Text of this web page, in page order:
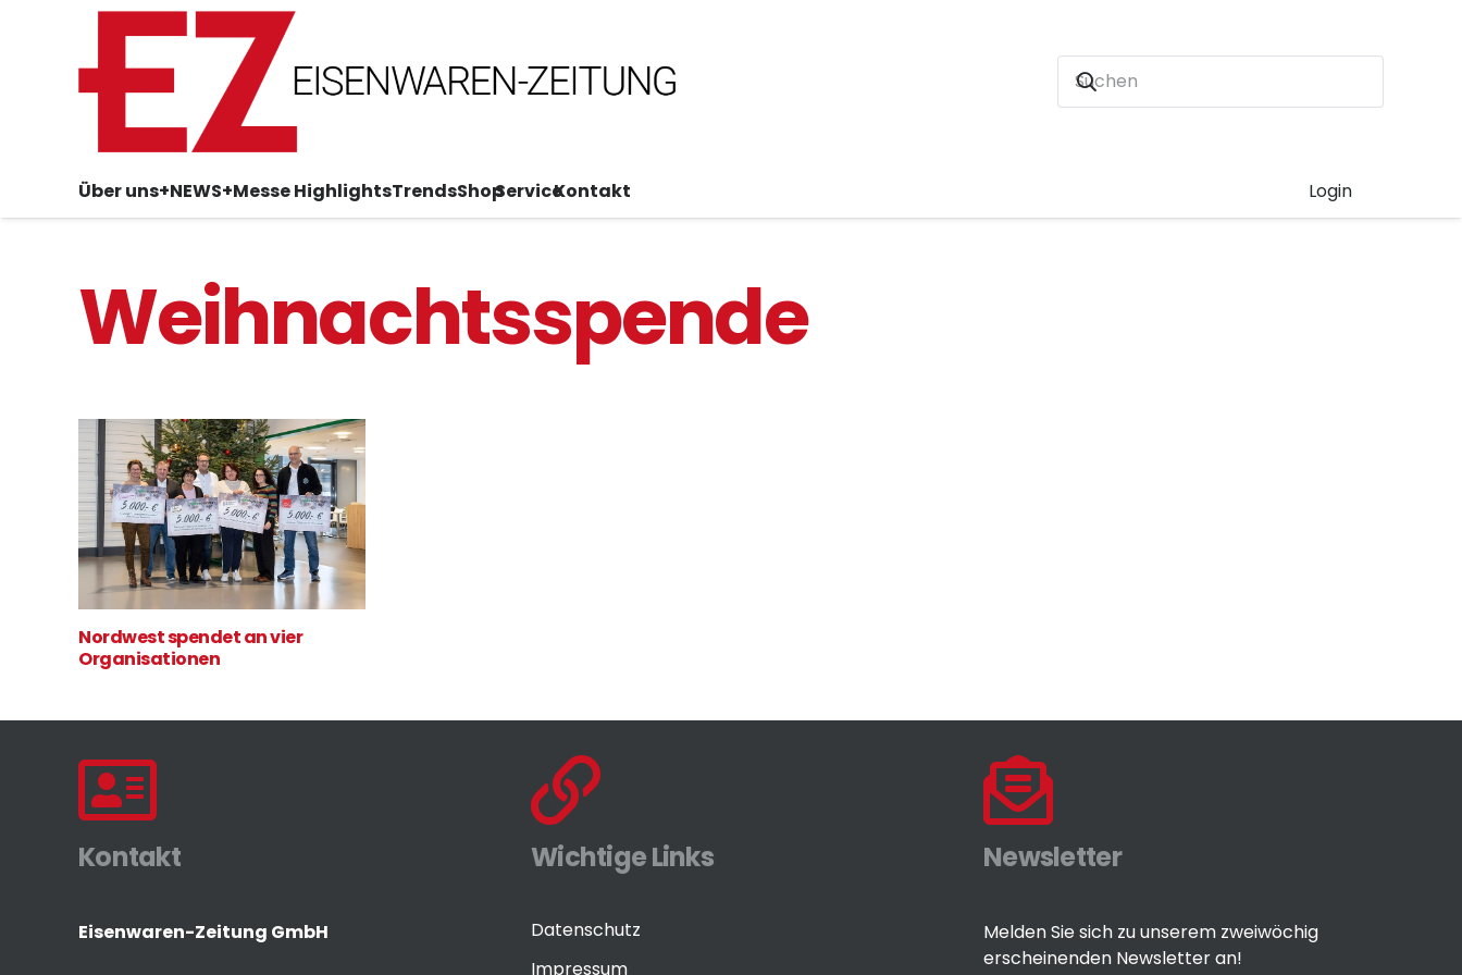
Über uns+NEWS+Messe HighlightsTrendsShopServiceKontakt Login
Weihnachtsspende
Nordwest spendet an vier
Organisationen
Kontakt
Eisenwaren-Zeitung GmbH
Wichtige Links
Datenschutz
Impressum
Newsletter
Melden Sie sich zu unserem zweiwöchig
erscheinenden Newsletter an!